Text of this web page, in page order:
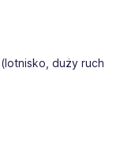
duży ruch